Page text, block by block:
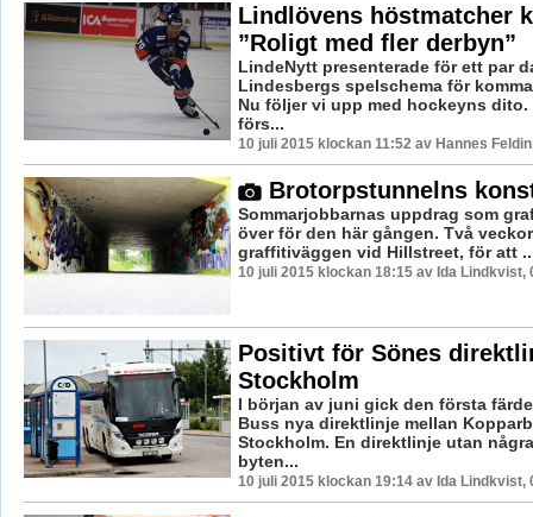
Lindlövens höstmatcher
”Roligt med fler derbyn”
LindeNytt presenterade för ett par
Lindesbergs spelschema för
Nu följer vi upp med hockeyns dito.
förs...
10 juli 2015 klockan 11:52 av Hannes
Brotorpstunnelns
Sommarjobbarnas uppdrag som
över för den här gången. Två
graffitiväggen vid Hillstreet, för att
10 juli 2015 klockan 18:15 av Ida Lindkvist,
Positivt för Sönes
Stockholm
I början av juni gick den första
Buss nya direktlinje mellan
Stockholm. En direktlinje utan
byten...
10 juli 2015 klockan 19:14 av Ida Lindkvist,